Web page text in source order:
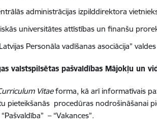
administrācijas izpilddirektora
universitātes attīstības un finanšu
Personāla vadīšanas asociācija”
valstspilsētas pašvaldības Mājokļu un
Vitaeforma, kā arī informatīvais
pieteikšanās procedūras nodrošināšanai
– “Vakances”.